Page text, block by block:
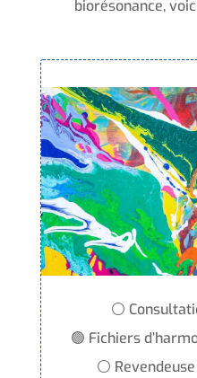
biorésonance,
⚪
🟢 Fichiers
⚪